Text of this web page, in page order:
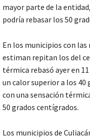
mayor parte de la
podría rebasar los 50
En los municipios con
estiman repitan los del
térmica rebasó ayer en
un calor superior a los 40
con una sensación
50 grados centígrados.
Los municipios de